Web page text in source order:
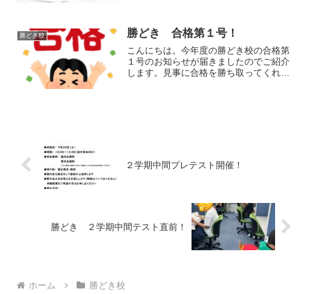
今年Will勝どき校で都...
勝どき校 勝どき 合格第１号！
こんにちは。今年度の勝どき校の合格第
１号のお知らせが届きましたのでご紹介
します。見事に合格を勝ち取ってくれた
２学期中間プレテスト開催！
勝どき ２学期中間テスト直前！
ホーム 勝どき校